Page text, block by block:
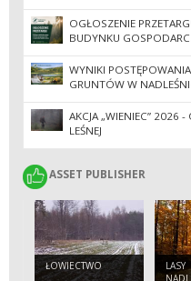
OGŁOSZENIE
BUDYNKU
WYNIKI
GRUNTÓW W
AKCJA „WIENIEC” 2026
LEŚNEJ
ASSET PUBLISHER
ASSET PUBLISHER
ŁOWIECTWO
LASY